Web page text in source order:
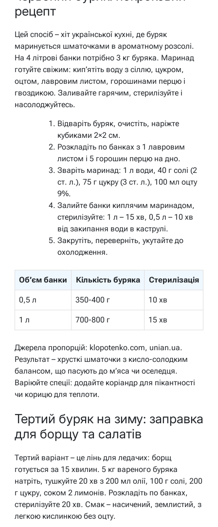
рецепт
Цей спосіб – хіт української кухні, де буряк
маринується шматочками в ароматному розсолі.
На 4 літрові банки потрібно 3 кг буряка. Маринад
готуйте свіжим: кип’ятіть воду з сіллю, цукром,
оцтом, лавровим листом, горошинами перцю і
гвоздикою. Заливайте гарячим, стерилізуйте і
насолоджуйтесь.
Відваріть буряк, очистіть, наріжте
кубиками 2×2 см.
Розкладіть по банках з 1 лавровим
листом і 5 горошин перцю на дно.
Зваріть маринад: 1 л води, 40 г солі (2
ст. л.), 75 г цукру (3 ст. л.), 100 мл оцту
9%.
Залийте банки киплячим маринадом,
стерилізуйте: 1 л – 15 хв, 0,5 л – 10 хв
від закипання води в каструлі.
Закрутіть, переверніть, укутайте до
охолодження.
Об’єм банки Кількість буряка Стерилізація
0,5 л 350-400 г 10 хв
1 л 700-800 г 15 хв
Джерела пропорцій: klopotenko.com, unian.ua.
Результат – хрусткі шматочки з кисло-солодким
балансом, що пасують до м’яса чи оселедця.
Варіюйте спеції: додайте коріандр для пікантності
чи корицю для теплоти.
Тертий буряк на зиму: заправка
для борщу та салатів
Тертий варіант – це лінь для ледачих: борщ
готується за 15 хвилин. 5 кг вареного буряка
натріть, тушкуйте 20 хв з 200 мл олії, 100 г солі, 200
г цукру, соком 2 лимонів. Розкладіть по банках,
стерилізуйте 20 хв. Смак – насичений, землистий, з
легкою кислинкою без оцту.